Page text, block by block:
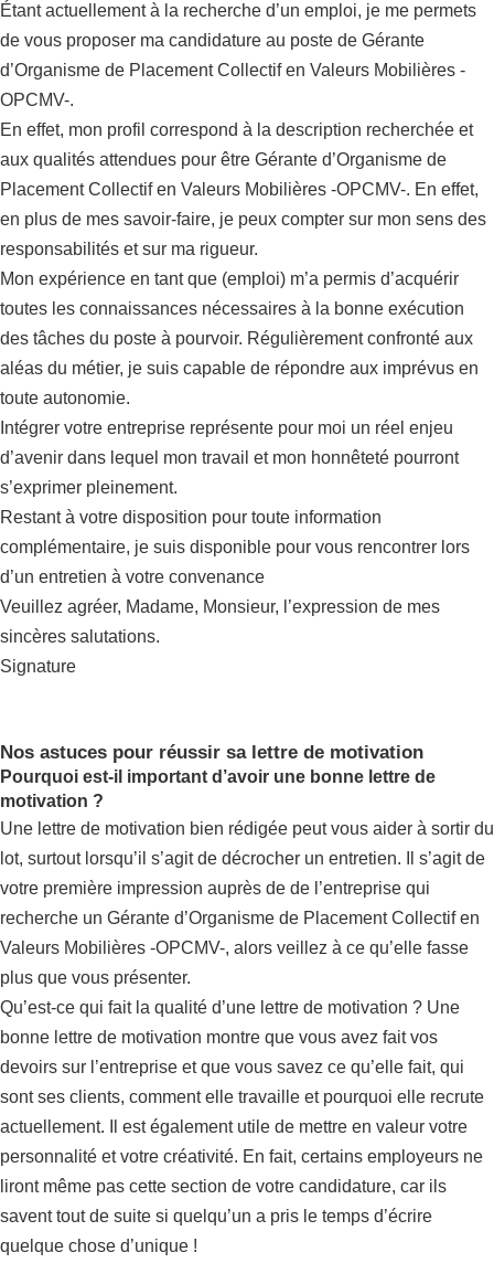
Étant actuellement à la recherche d’un emploi, je me permets
de vous proposer ma candidature au poste de Gérante
d’Organisme de Placement Collectif en Valeurs Mobilières -
OPCMV-.
En effet, mon profil correspond à la description recherchée et
aux qualités attendues pour être Gérante d’Organisme de
Placement Collectif en Valeurs Mobilières -OPCMV-. En effet,
en plus de mes savoir-faire, je peux compter sur mon sens des
responsabilités et sur ma rigueur.
Mon expérience en tant que (emploi) m’a permis d’acquérir
toutes les connaissances nécessaires à la bonne exécution
des tâches du poste à pourvoir. Régulièrement confronté aux
aléas du métier, je suis capable de répondre aux imprévus en
toute autonomie.
Intégrer votre entreprise représente pour moi un réel enjeu
d’avenir dans lequel mon travail et mon honnêteté pourront
s’exprimer pleinement.
Restant à votre disposition pour toute information
complémentaire, je suis disponible pour vous rencontrer lors
d’un entretien à votre convenance
Veuillez agréer, Madame, Monsieur, l’expression de mes
sincères salutations.
Signature
Nos astuces pour réussir sa lettre de motivation
Pourquoi est-il important d’avoir une bonne lettre de
motivation ?
Une lettre de motivation bien rédigée peut vous aider à sortir du
lot, surtout lorsqu’il s’agit de décrocher un entretien. Il s’agit de
votre première impression auprès de de l’entreprise qui
recherche un Gérante d’Organisme de Placement Collectif en
Valeurs Mobilières -OPCMV-, alors veillez à ce qu’elle fasse
plus que vous présenter.
Qu’est-ce qui fait la qualité d’une lettre de motivation ? Une
bonne lettre de motivation montre que vous avez fait vos
devoirs sur l’entreprise et que vous savez ce qu’elle fait, qui
sont ses clients, comment elle travaille et pourquoi elle recrute
actuellement. Il est également utile de mettre en valeur votre
personnalité et votre créativité. En fait, certains employeurs ne
liront même pas cette section de votre candidature, car ils
savent tout de suite si quelqu’un a pris le temps d’écrire
quelque chose d’unique !